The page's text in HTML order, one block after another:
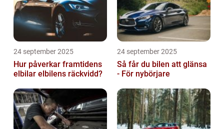
24 september 2025
Hur påverkar framtidens
elbilar elbilens räckvidd?
24 september 2025
Så får du bilen att glänsa
- För nybörjare